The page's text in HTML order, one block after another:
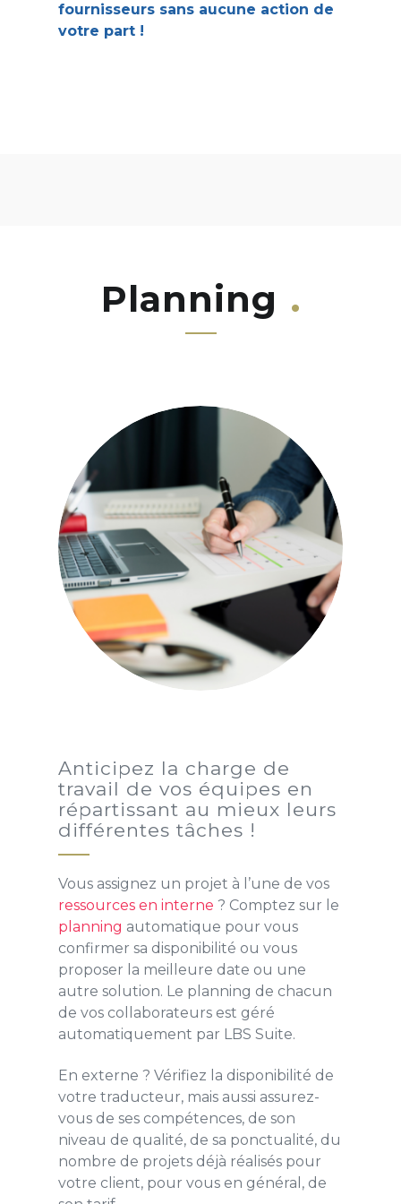
fournisseurs sans aucune action de
votre part !
Planning
Anticipez la charge de
travail de vos équipes en
répartissant au mieux leurs
différentes tâches !
Vous assignez un projet à l’une de vos
ressources en interne ? Comptez sur le
planning automatique pour vous
confirmer sa disponibilité ou vous
proposer la meilleure date ou une
autre solution. Le planning de chacun
de vos collaborateurs est géré
automatiquement par LBS Suite.
En externe ? Vérifiez la disponibilité de
votre traducteur, mais aussi assurez-
vous de ses compétences, de son
niveau de qualité, de sa ponctualité, du
nombre de projets déjà réalisés pour
votre client, pour vous en général, de